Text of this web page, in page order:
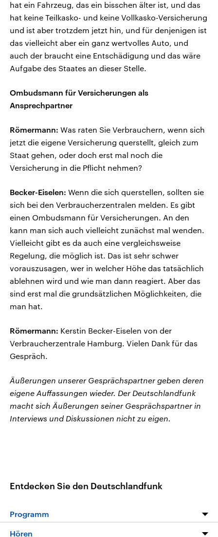
hat ein Fahrzeug, das ein bisschen älter ist, und das
hat keine Teilkasko- und keine Vollkasko-Versicherung
und ist aber trotzdem jetzt hin, und für denjenigen ist
das vielleicht aber ein ganz wertvolles Auto, und
auch der braucht eine Entschädigung und das wäre
Aufgabe des Staates an dieser Stelle.
Ombudsmann für Versicherungen als
Ansprechpartner
Römermann: Was raten Sie Verbrauchern, wenn sich
jetzt die eigene Versicherung querstellt, gleich zum
Staat gehen, oder doch erst mal noch die
Versicherung in die Pflicht nehmen?
Becker-Eiselen: Wenn die sich querstellen, sollten sie
sich bei den Verbraucherzentralen melden. Es gibt
einen Ombudsmann für Versicherungen. An den
kann man sich auch vielleicht zunächst mal wenden.
Vielleicht gibt es da auch eine vergleichsweise
Regelung, die möglich ist. Das ist sehr schwer
vorauszusagen, wer in welcher Höhe das tatsächlich
ablehnen wird und wie man dann reagiert. Aber das
sind erst mal die grundsätzlichen Möglichkeiten, die
man hat.
Römermann: Kerstin Becker-Eiselen von der
Verbraucherzentrale Hamburg. Vielen Dank für das
Gespräch.
Äußerungen unserer Gesprächspartner geben deren
eigene Auffassungen wieder. Der Deutschlandfunk
macht sich Äußerungen seiner Gesprächspartner in
Interviews und Diskussionen nicht zu eigen.
Entdecken Sie den Deutschlandfunk
Programm
Programm
Hören